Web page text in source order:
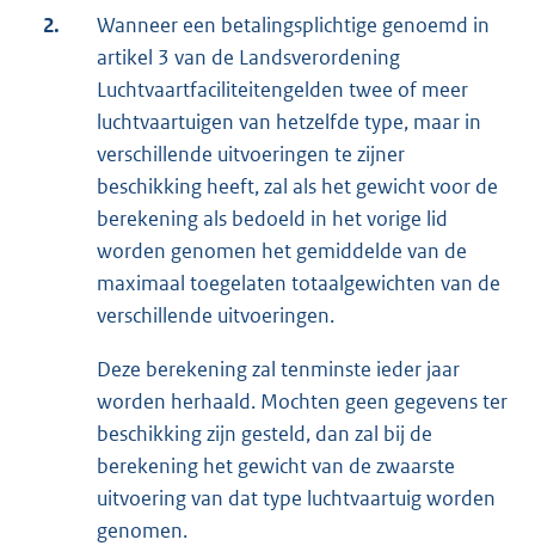
2.
Wanneer een betalingsplichtige genoemd in
artikel 3 van de Landsverordening
Luchtvaartfaciliteitengelden twee of meer
luchtvaartuigen van hetzelfde type, maar in
verschillende uitvoeringen te zijner
beschikking heeft, zal als het gewicht voor de
berekening als bedoeld in het vorige lid
worden genomen het gemiddelde van de
maximaal toegelaten totaalgewichten van de
verschillende uitvoeringen.
Deze berekening zal tenminste ieder jaar
worden herhaald. Mochten geen gegevens ter
beschikking zijn gesteld, dan zal bij de
berekening het gewicht van de zwaarste
uitvoering van dat type luchtvaartuig worden
genomen.